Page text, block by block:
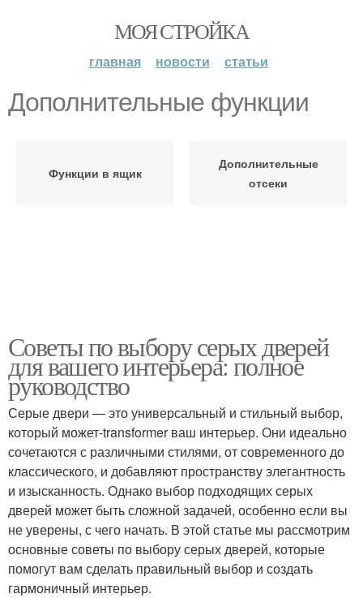
МОЯ СТРОЙКА
главная новости статьи
Дополнительные функции
Функции в ящик
Дополнительные
отсеки
Советы по выбору серых дверей
для вашего интерьера: полное
руководство
Серые двери — это универсальный и стильный выбор,
который может-transformer ваш интерьер. Они идеально
сочетаются с различными стилями, от современного до
классического, и добавляют пространству элегантность
и изысканность. Однако выбор подходящих серых
дверей может быть сложной задачей, особенно если вы
не уверены, с чего начать. В этой статье мы рассмотрим
основные советы по выбору серых дверей, которые
помогут вам сделать правильный выбор и создать
гармоничный интерьер.